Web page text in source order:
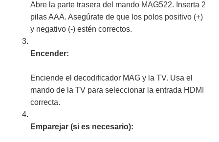
Abre la parte trasera del mando MAG522. Inserta 2
pilas AAA. Asegúrate de que los polos positivo (+)
y negativo (-) estén correctos.
Encender:
Enciende el decodificador MAG y la TV. Usa el
mando de la TV para seleccionar la entrada HDMI
correcta.
Emparejar (si es necesario):